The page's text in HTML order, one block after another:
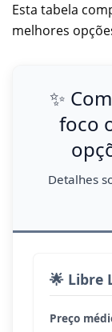
Esta tabela
melhores
✨
foco
Detalhes
🌟 Libre
Preço